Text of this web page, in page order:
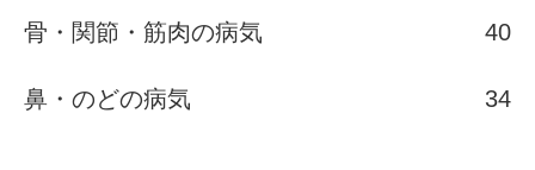
骨・関節・筋肉の病気 40
鼻・のどの病気 34